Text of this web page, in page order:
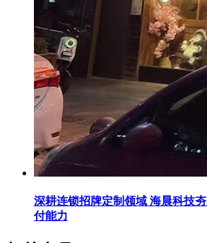
深耕连锁招牌定制领域 海晨科技
付能力